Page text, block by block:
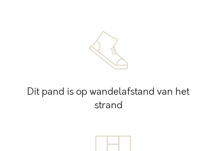
Dit pand is op wandelafstand van het
strand